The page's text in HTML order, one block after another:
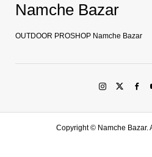
Namche Bazar
OUTDOOR PROSHOP Namche Bazar
Copyright © Namche Bazar.